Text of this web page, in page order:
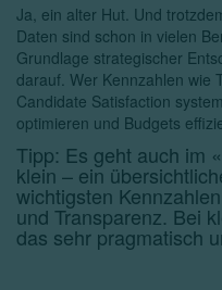
Ja, ein alter Hut. Und
Daten sind schon in vielen
Grundlage strategischer
darauf. Wer Kennzahlen wie
Candidate Satisfaction
optimieren und Budgets
Tipp: Es geht auch im
klein – ein
wichtigsten
und Transparenz. Bei
das sehr pragmatisch